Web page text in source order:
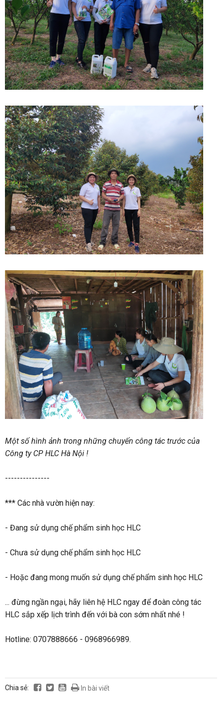
Một số hình ảnh trong những chuyến công tác trước của
Công ty CP HLC Hà Nội !
---------------
*** Các nhà vườn hiện nay:
- Đang sử dụng chế phẩm sinh học HLC
- Chưa sử dụng chế phẩm sinh học HLC
- Hoặc đang mong muốn sử dụng chế phẩm sinh học HLC
... đừng ngần ngại, hãy liên hệ HLC ngay để đoàn công tác
HLC sắp xếp lịch trình đến với bà con sớm nhất nhé !
Hotline: 0707888666 - 0968966989.
Chia sẻ: In bài viết